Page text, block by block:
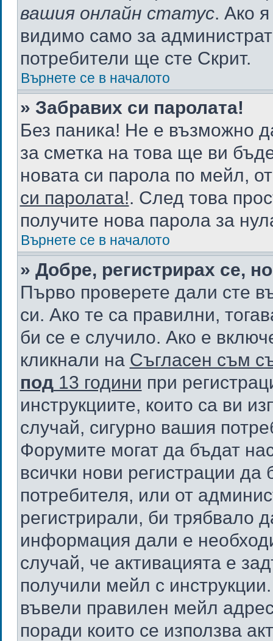
вашия онлайн статус. Ако
видимо само за
потребители ще сте Скрит.
Върнете се в началото
» Забравих си паролата!
Без паника! Не е възможно
за сметка на това ще ви
новата си парола по мейл,
си паролата!. След това
получите нова парола за
Върнете се в началото
» Добре, регистрирах се,
Първо проверете дали сте
си. Ако те са правилни,
би се е случило. Ако е
кликнали на Съгласен съм
под13 години при
инструкциите, които са ви
случай, сигурно вашия
Форумите могат да бъдат
всички нови регистрации
потребителя, или от
регистрирали, би трябвало
информация дали е
случай, че активацията е
получили мейл с
въвели правилен мейл
поради които се използва